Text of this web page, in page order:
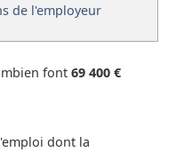
de l'employeur
font 69 400 €
dont la